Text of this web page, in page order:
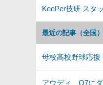
最近の記事（全国）
母校高校野球応援
アウディ Q7に
KeePer技研 スタ